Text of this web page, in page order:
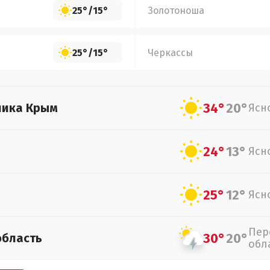
25°/15° Золотоноша
25°/15° Черкассы
Крым 34°20°
24°13°
25°12°
30°20°